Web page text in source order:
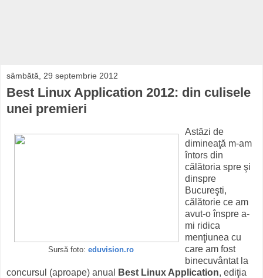
sâmbătă, 29 septembrie 2012
Best Linux Application 2012: din culisele
unei premieri
Sursă foto: eduvision.ro
Astăzi de
dimineaţă m-am
întors din
călătoria spre şi
dinspre
Bucureşti,
călătorie ce am
avut-o înspre a-
mi ridica
menţiunea cu
care am fost
binecuvântat la
concursul (aproape) anual
Best Linux Application, ediţia